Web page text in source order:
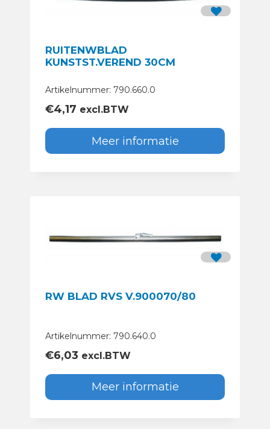
RUITENWBLAD
KUNSTST.VEREND 30CM
Artikelnummer: 790.660.0
€4,17 excl.BTW
Meer informatie
RW BLAD RVS V.900070/80
Artikelnummer: 790.640.0
€6,03 excl.BTW
Meer informatie